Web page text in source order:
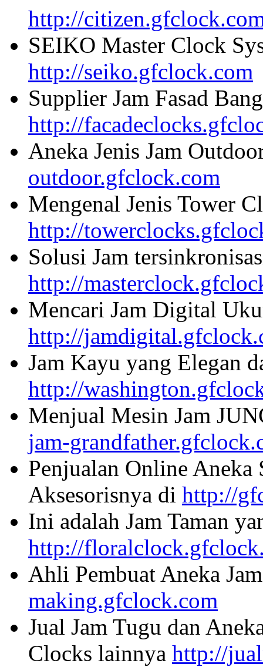
http://
SEIKO Master Clock
http://seiko.gfclock.com
Supplier Jam Fasad
http://
Aneka Jenis Jam
outdoor.gfclock.com
Mengenal Jenis Tower
http://
Solusi Jam
http://
Mencari Jam Digital
http://
Jam Kayu yang Elegan
http://
Menjual Mesin Jam
jam-
Penjualan Online Aneka
Aksesorisnya di http://
Ini adalah Jam Taman
http://
Ahli Pembuat Aneka
making.gfclock.com
Jual Jam Tugu dan
Clocks lainnya http://